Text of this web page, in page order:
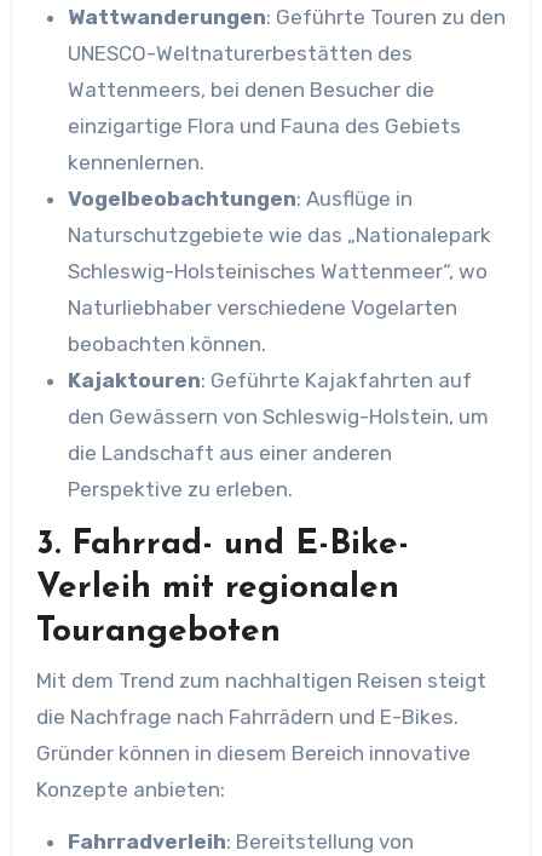
Wattwanderungen: Geführte Touren zu den
UNESCO-Weltnaturerbestätten des
Wattenmeers, bei denen Besucher die
einzigartige Flora und Fauna des Gebiets
kennenlernen.
Vogelbeobachtungen: Ausflüge in
Naturschutzgebiete wie das „Nationalepark
Schleswig-Holsteinisches Wattenmeer“, wo
Naturliebhaber verschiedene Vogelarten
beobachten können.
Kajaktouren: Geführte Kajakfahrten auf
den Gewässern von Schleswig-Holstein, um
die Landschaft aus einer anderen
Perspektive zu erleben.
3. Fahrrad- und E-Bike-
Verleih mit regionalen
Tourangeboten
Mit dem Trend zum nachhaltigen Reisen steigt
die Nachfrage nach Fahrrädern und E-Bikes.
Gründer können in diesem Bereich innovative
Konzepte anbieten:
Fahrradverleih: Bereitstellung von